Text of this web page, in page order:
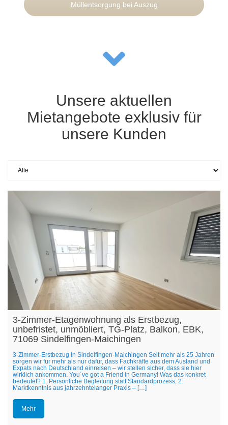
Müllentsorgung bei Auszug
Unsere aktuellen
Mietangebote exklusiv für
unsere Kunden
3-Zimmer-Etagenwohnung als Erstbezug,
unbefristet, unmöbliert, TG-Platz, Balkon, EBK,
71069 Sindelfingen-Maichingen
3-Zimmer-Erstbezug in Sindelfingen-Maichingen Seit mehr als 25 Jahren
sorgen wir für mehr als nur dafür, dass Fachkräfte aus dem Ausland und
Expats nach Deutschland einreisen – wir stellen sicher, dass sie hier
wirklich ankommen. You´ve got a Friend in Germany! Was das konkret
bedeutet? 1. Persönliche Begleitung statt Standardprozess, 2.
Marktkenntnis aus jahrzehntelanger Praxis – […]
Mehr